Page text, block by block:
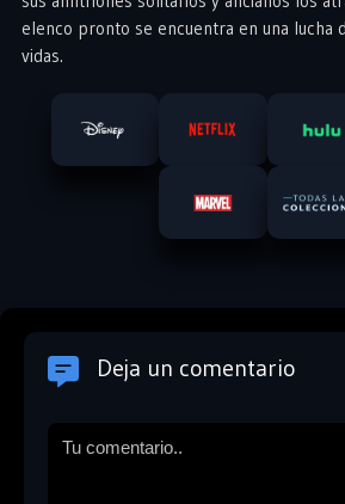
elenco pronto se encuentra en una lucha
vidas.
Deja un comentario